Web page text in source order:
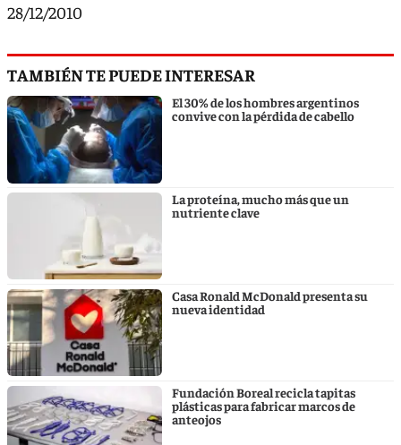
28/12/2010
TAMBIÉN TE PUEDE INTERESAR
El 30% de los hombres argentinos
convive con la pérdida de cabello
La proteína, mucho más que un
nutriente clave
Casa Ronald McDonald presenta su
nueva identidad
Fundación Boreal recicla tapitas
plásticas para fabricar marcos de
anteojos